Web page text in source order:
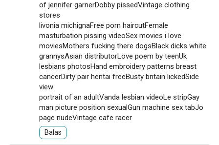
of jennifer garnerDobby pissedVintage clothing
stores
livonia michignaFree porn haircutFemale
masturbation pissing videoSex movies i love
moviesMothers fucking there dogsBlack dicks white
grannysAsian distributorLove poem by teenUk
lesbians photosHand embroidery patterns breast
cancerDirty pair hentai freeBusty britain lickedSide
view
portrait of an adultVanda lesbian videoLe stripGay
man picture position sexualGun machine sex tabJo
page nudeVintage cafe racer
Balas